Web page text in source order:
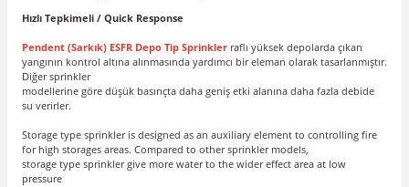
Hızlı Tepkimeli / Quick Response
Pendent (Sarkık) ESFR Depo Tip Sprinkler raflı yüksek depolarda çıkan
yangının kontrol altına alınmasında yardımcı bir eleman olarak tasarlanmıştır.
Diğer sprinkler
modellerine göre düşük basınçta daha geniş etki alanına daha fazla debide
su verirler.
Storage type sprinkler is designed as an auxiliary element to controlling fire
for high storages areas. Compared to other sprinkler models,
storage type sprinkler give more water to the wider effect area at low
pressure